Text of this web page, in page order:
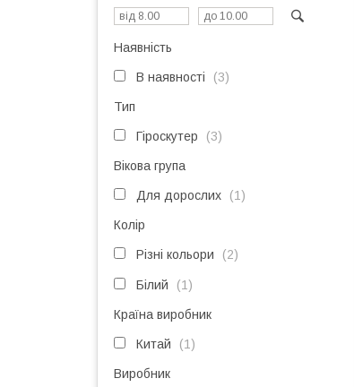
Наявність
В наявності 3
Тип
Гіроскутер 3
Вікова група
Для дорослих 1
Колір
Різні кольори 2
Білий 1
Країна виробник
Китай 1
Виробник